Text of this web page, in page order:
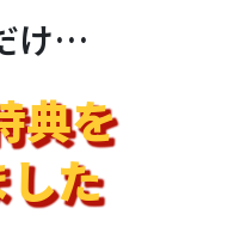
け…
典を
た